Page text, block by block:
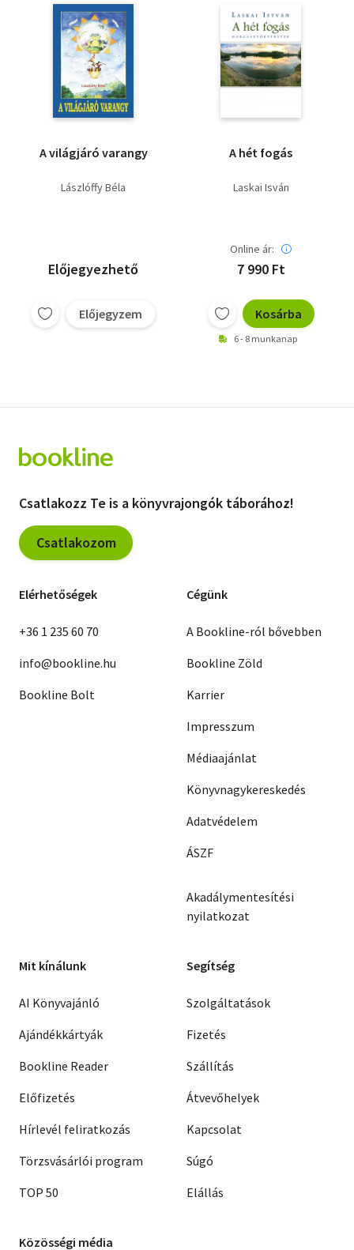
A világjáró varangy
Lászlóffy Béla
Előjegyezhető
Előjegyzem
A hét fogás
Laskai Isván
Online ár:
7 990 Ft
Kosárba
6 - 8 munkanap
Csatlakozz Te is a könyvrajongók táborához!
Csatlakozom
Elérhetőségek
+36 1 235 60 70
info@bookline.hu
Bookline Bolt
Cégünk
A Bookline-ról bővebben
Bookline Zöld
Karrier
Impresszum
Médiaajánlat
Könyvnagykereskedés
Adatvédelem
ÁSZF
Akadálymentesítési
nyilatkozat
Mit kínálunk
AI Könyvajánló
Ajándékkártyák
Bookline Reader
Előfizetés
Hírlevél feliratkozás
Törzsvásárlói program
TOP 50
Segítség
Szolgáltatások
Fizetés
Szállítás
Átvevőhelyek
Kapcsolat
Súgó
Elállás
Közösségi média